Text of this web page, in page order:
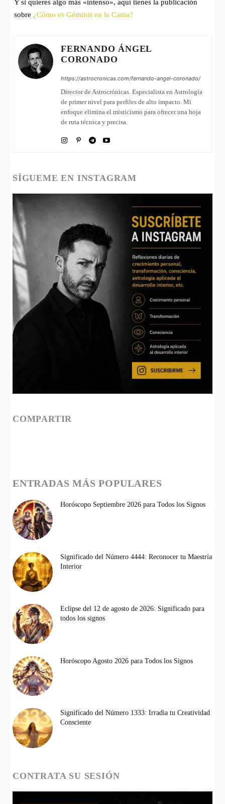
Y si quieres algo más «intenso», aquí tienes la publicación
sobre ¿Cómo es Géminis en la Cama?
FERNANDO ÁNGEL
CORONADO
https://astrocronicas.com/fernando-angel-coronado/
Director de Astrocrónicas. Especialista en Astrología
de primer nivel para perfiles de alto impacto. Mi
enfoque elimina el misticismo para ofrecer una hoja
de ruta técnica y precisa.
SÍGUEME EN INSTAGRAM
COMPARTIR
ENTRADAS MÁS POPULARES
Horóscopo Septiembre 2026 para Todos los Signos
Significado del Número 4444: Reconocer tu Maestría
Interior
Eclipse del 12 de agosto de 2026: Significado para
todos los signos
Horóscopo Agosto 2026 para Todos los Signos
Significado del Número 1333: Irradia tu Creatividad
Consciente
CONTRATA SU SESIÓN